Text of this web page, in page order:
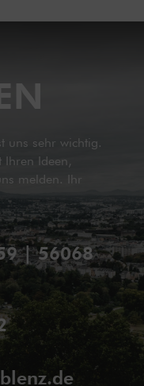
uns sehr wichtig.
Ihren Ideen,
melden. Ihr
| 56068